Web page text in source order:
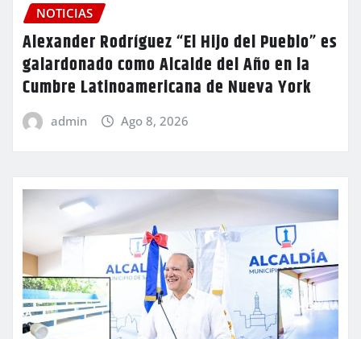
NOTICIAS
Alexander Rodríguez “El Hijo del Pueblo” es
galardonado como Alcalde del Año en la
Cumbre Latinoamericana de Nueva York
admin Ago 8, 2026